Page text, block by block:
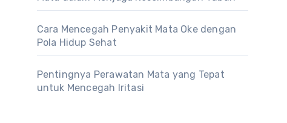
Cara Mencegah Penyakit Mata Oke dengan
Pola Hidup Sehat
Pentingnya Perawatan Mata yang Tepat
untuk Mencegah Iritasi